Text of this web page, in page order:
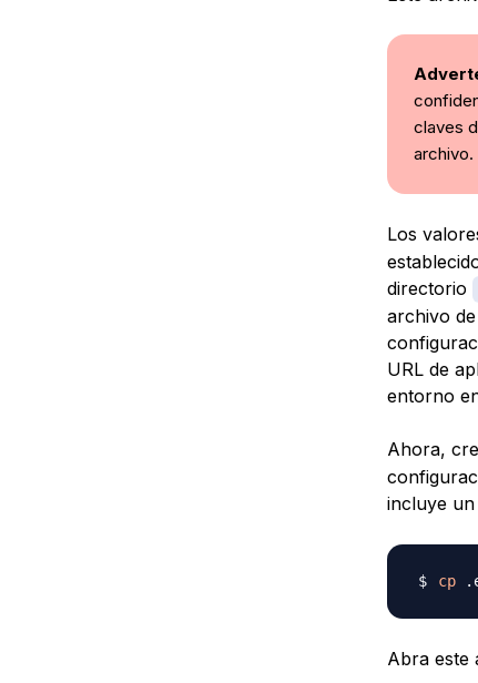
claves
archivo.
Los
directorio
archivo
URL de
entorno
Ahora,
incluye
cp
Abra este